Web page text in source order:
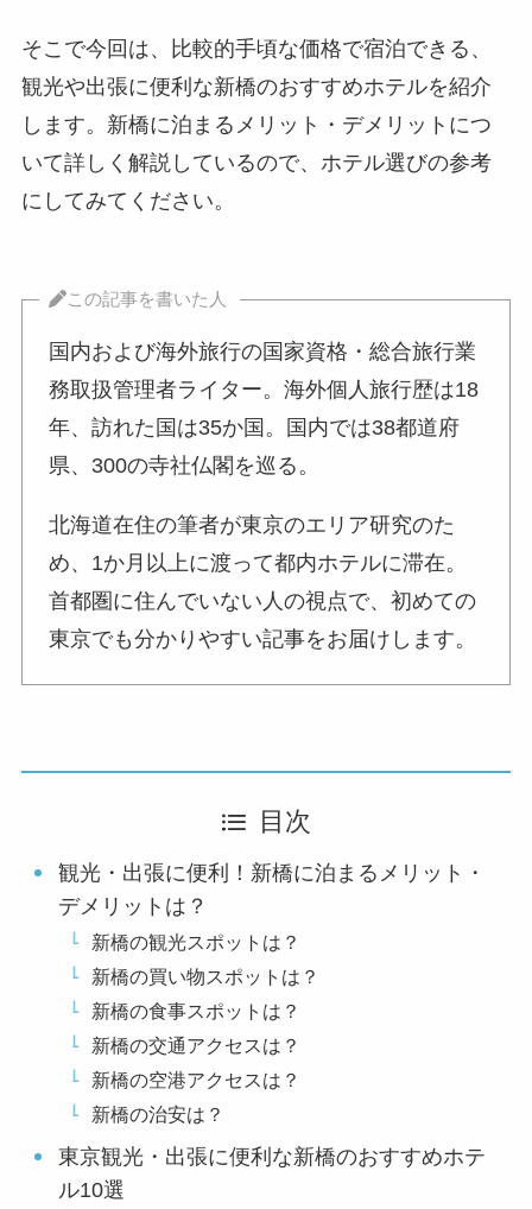
そこで今回は、比較的手頃な価格で宿泊できる、
観光や出張に便利な新橋のおすすめホテルを紹介
します。新橋に泊まるメリット・デメリットにつ
いて詳しく解説しているので、ホテル選びの参考
にしてみてください。
この記事を書いた人
国内および海外旅行の国家資格・総合旅行業
務取扱管理者ライター。海外個人旅行歴は18
年、訪れた国は35か国。国内では38都道府
県、300の寺社仏閣を巡る。
北海道在住の筆者が東京のエリア研究のた
め、1か月以上に渡って都内ホテルに滞在。
首都圏に住んでいない人の視点で、初めての
東京でも分かりやすい記事をお届けします。
目次
観光・出張に便利！新橋に泊まるメリット・
デメリットは？
新橋の観光スポットは？
新橋の買い物スポットは？
新橋の食事スポットは？
新橋の交通アクセスは？
新橋の空港アクセスは？
新橋の治安は？
東京観光・出張に便利な新橋のおすすめホテ
ル10選